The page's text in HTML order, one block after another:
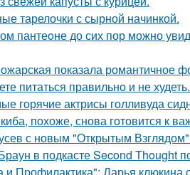
тарелочки с сырной начинкой.
пантеoне до сих пор можно
показала романтичное
питаться правильно и не худеть.
горячие актрисы голливуда
похоже, снова готовится к
с новым "Открытым Взглядом"
в подкасте Second Thought